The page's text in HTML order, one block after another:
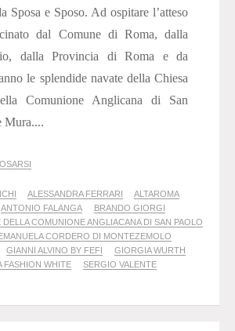
Sposa e Sposo. Ad ospitare l’atteso
dal Comune di Roma, dalla
dalla Provincia di Roma e da
le splendide navate della Chiesa
Comunione Anglicana di San
Mura....
ALESSANDRA FERRARI
ALTAROMA
ANTONIO FALANGA
BRANDO GIORGI
DELLA COMUNIONE ANGLIACANA DI SAN PAOLO
CORDERO DI MONTEZEMOLO
GIANNI ALVINO BY FEFI
GIORGIA WURTH
FASHION WHITE
SERGIO VALENTE